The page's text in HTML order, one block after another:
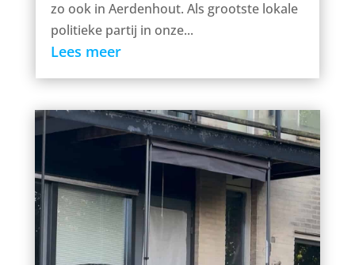
zo ook in Aerdenhout. Als grootste lokale
politieke partij in onze...
Lees meer